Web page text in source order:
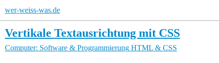
wer-weiss-was.de
Vertikale Textausrichtung mit CSS
Computer: Software & Programmierung HTML & CSS